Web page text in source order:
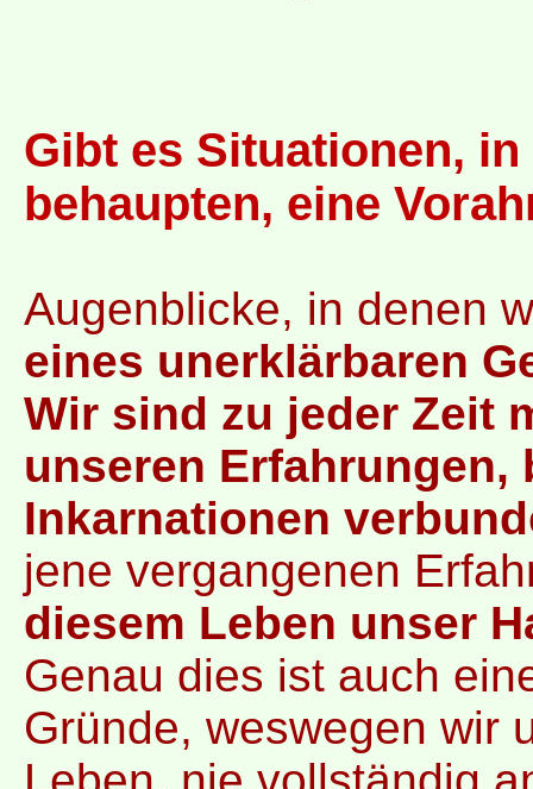
Gibt es Situationen,
behaupten, eine
Augenblicke, in denen
eines unerklärbaren
Wir sind zu jeder Zeit
unseren Erfahrungen,
Inkarnationen
jene vergangenen
diesem Leben unser
Genau dies ist auch
Gründe, weswegen wir